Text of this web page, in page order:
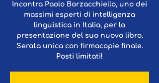
Incontra Paolo Borzacchiello, uno dei
massimi esperti di intelligenza
linguistica in Italia, per la
presentazione del suo nuovo libro.
Serata unica con firmacopie finale.
Posti limitati!